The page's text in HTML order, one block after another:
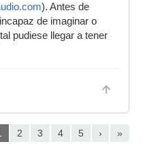
). Antes de
de imaginar o
pudiese llegar a tener
2 3 4 5 › »